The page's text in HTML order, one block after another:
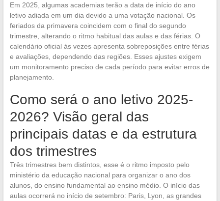
Em 2025, algumas academias terão a data de início do ano
letivo adiada em um dia devido a uma votação nacional. Os
feriados da primavera coincidem com o final do segundo
trimestre, alterando o ritmo habitual das aulas e das férias. O
calendário oficial às vezes apresenta sobreposições entre férias
e avaliações, dependendo das regiões. Esses ajustes exigem
um monitoramento preciso de cada período para evitar erros de
planejamento.
Como será o ano letivo 2025-
2026? Visão geral das
principais datas e da estrutura
dos trimestres
Três trimestres bem distintos, esse é o ritmo imposto pelo
ministério da educação nacional para organizar o ano dos
alunos, do ensino fundamental ao ensino médio. O início das
aulas ocorrerá no início de setembro: Paris, Lyon, as grandes